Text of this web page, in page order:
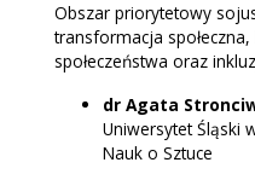
Obszar priorytetowy
transformacja
społeczeństwa oraz
dr Agata
Uniwersytet Śląski
Nauk o Sztuce